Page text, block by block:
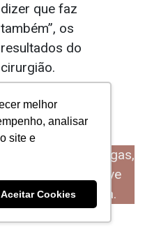
melhor
analisar
site e
Aceitar Cookies
dizer que faz
também”, os
resultados do
cirurgião.
de vários colegas,
médicos, inclusive
da área.